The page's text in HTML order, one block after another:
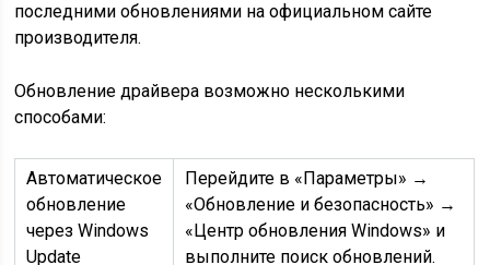
последними обновлениями на официальном сайте
производителя.
Обновление драйвера возможно несколькими
способами:
Автоматическое
обновление
через Windows
Update
Перейдите в «Параметры» →
«Обновление и безопасность» →
«Центр обновления Windows» и
выполните поиск обновлений.